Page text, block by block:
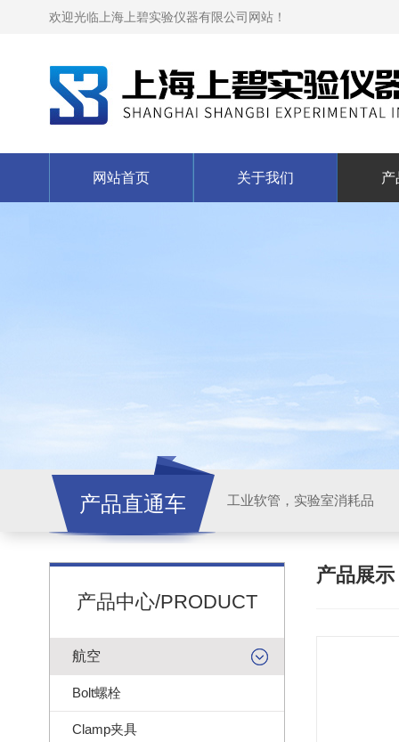
欢迎光临上海上碧实验仪器有限公司网站！
网站首页 关于我们 产
产品直通车 工业软管，实验室消耗品
产品中心/PRODUCT
航空
Bolt螺栓
Clamp夹具
产品展示